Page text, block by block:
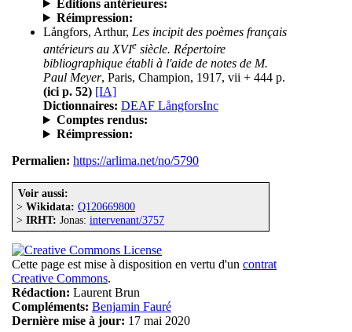
Éditions antérieures:
Réimpression:
Långfors, Arthur, Les incipit des poèmes français
antérieurs au XVIe siècle. Répertoire
bibliographique établi à l'aide de notes de M.
Paul Meyer, Paris, Champion, 1917, vii + 444 p.
(ici p. 52) [IA]
Dictionnaires: DEAF LångforsInc
Comptes rendus:
Réimpression:
Permalien: https://arlima.net/no/5790
Voir aussi:
> Wikidata: Q120669800
> IRHT: Jonas: intervenant/3757
Cette page est mise à disposition en vertu d'un contrat
Creative Commons.
Rédaction: Laurent Brun
Compléments: Benjamin Fauré
Dernière mise à jour: 17 mai 2020